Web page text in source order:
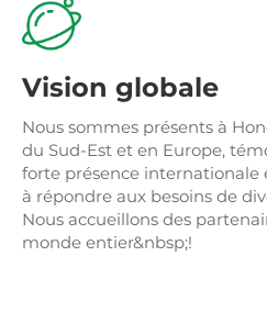
Vision globale
Nous sommes présents à
du Sud-Est et en Europe,
forte présence internationale
à répondre aux besoins de
Nous accueillons des
monde entier&nbsp;!